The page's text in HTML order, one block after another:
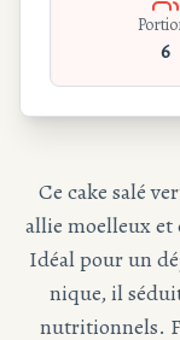
6
Ce cake salé
allie moelleux et
Idéal pour un
nique, il
nutritionnels.